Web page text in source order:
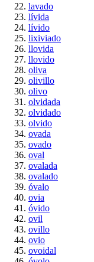
lavado
lívida
lívido
lixiviado
llovida
llovido
oliva
olivillo
olivo
olvidada
olvidado
olvido
ovada
ovado
oval
ovalada
ovalado
óvalo
ovia
óvido
ovil
ovillo
ovio
ovoidal